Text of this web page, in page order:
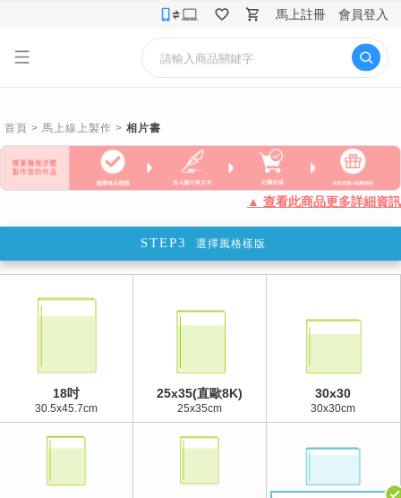
馬上註冊 會員登入
首頁 > 馬上線上製作 > 相片書
▲ 查看此商品更多詳細資訊
STEP3 選擇風格樣版
18吋
30.5x45.7cm
25x35(直歐8K)
25x35cm
30x30
30x30cm